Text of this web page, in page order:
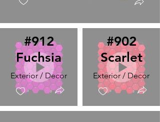
#912
Fuchsia
Exterior / Decor
#902
Scarlet
Exterior / Decor